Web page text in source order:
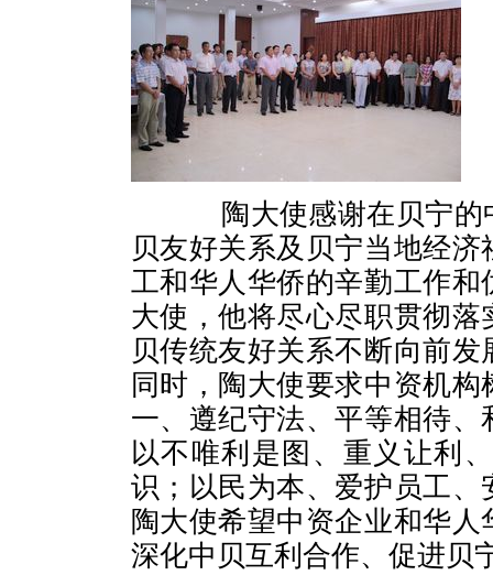
陶大使感谢在贝宁
贝友好关系及贝宁当地经
工和华人华侨的辛勤工作
大使，他将尽心尽职贯彻
贝传统友好关系不断向前
同时，陶大使要求中资机
一、遵纪守法、平等相待
以不唯利是图、重义让利
识；以民为本、爱护员工
陶大使希望中资企业和华
深化中贝互利合作、促进贝